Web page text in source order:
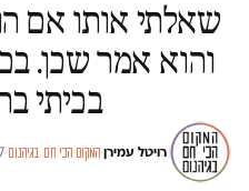
שאלתי אותו אם
והוא אמר שכן.
בכיתי
רויטל עמירן·המקום הכי חם בגיהנום·